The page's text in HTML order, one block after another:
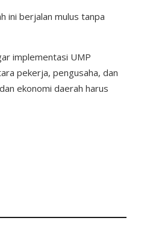
ini berjalan mulus tanpa
implementasi UMP
pekerja, pengusaha, dan
ekonomi daerah harus